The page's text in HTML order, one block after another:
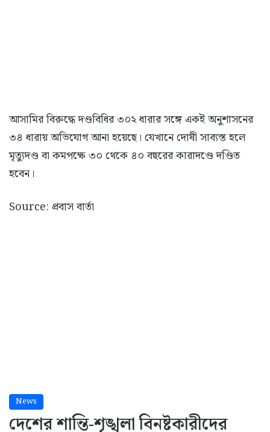
আসামির বিরুদ্ধে দণ্ডবিধির ৩০২ ধারার সঙ্গে একই অনুশাসনের
৩৪ ধারায় অভিযোগ আনা হয়েছে। যেখানে দোষী সাব্যস্ত হলে
মৃত্যুদণ্ড বা কমপক্ষে ৩০ থেকে ৪০ বছরের কারাদণ্ডে দণ্ডিত
হবেন।
Source: প্রবাস বার্তা